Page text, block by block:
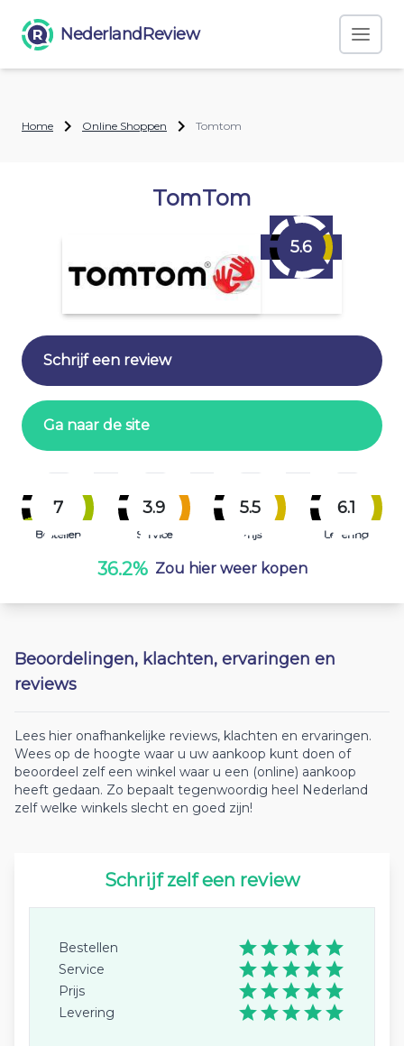
NederlandReview
Home Online Shoppen Tomtom
TomTom
5.6
Schrijf een review
Ga naar de site
7
Bestellen
3.9
Service
5.5
Prijs
6.1
Levering
36.2% Zou hier weer kopen
Beoordelingen, klachten, ervaringen en
reviews
Lees hier onafhankelijke reviews, klachten en ervaringen.
Wees op de hoogte waar u uw aankoop kunt doen of
beoordeel zelf een winkel waar u een (online) aankoop
heeft gedaan. Zo bepaalt tegenwoordig heel Nederland
zelf welke winkels slecht en goed zijn!
Schrijf zelf een review
Bestellen
Service
Prijs
Levering